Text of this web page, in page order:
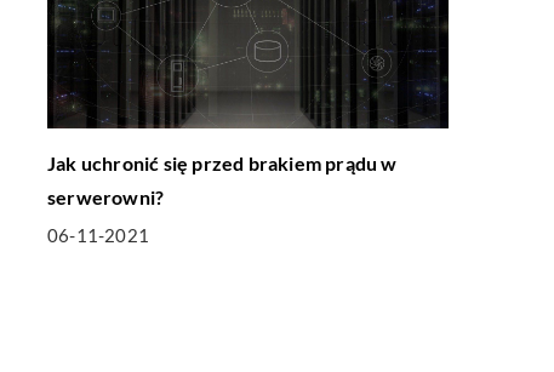
Jak uchronić się przed brakiem prądu w
serwerowni?
06-11-2021